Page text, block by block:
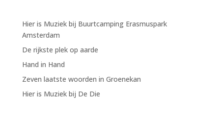
Hier is Muziek bij Buurtcamping Erasmuspark
Amsterdam
De rijkste plek op aarde
Hand in Hand
Zeven laatste woorden in Groenekan
Hier is Muziek bij De Die